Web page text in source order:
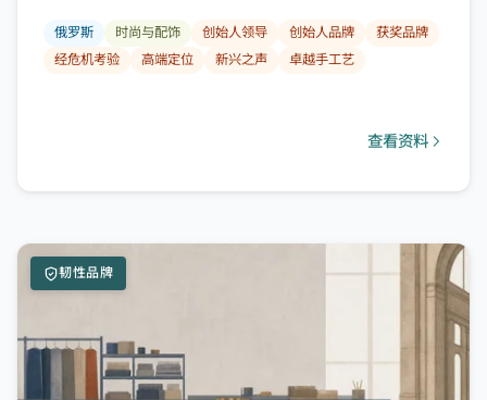
俄罗斯 时尚与配饰 创始人领导 创始人品牌
获奖品牌
经危机考验
高端定位 新兴之声 卓越手工艺
查看资料
韧性品牌